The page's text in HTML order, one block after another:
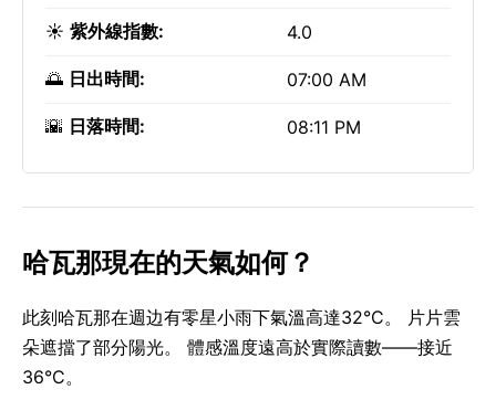
☀️ 紫外線指數: 4.0
🌅 日出時間: 07:00 AM
🌇 日落時間: 08:11 PM
哈瓦那現在的天氣如何？
此刻哈瓦那在週边有零星小雨下氣溫高達32°C。 片片雲
朵遮擋了部分陽光。 體感溫度遠高於實際讀數——接近
36°C。